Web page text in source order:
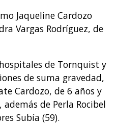
Jaqueline Cardozo
Vargas Rodríguez, de
de Tornquist y
de suma gravedad,
Cardozo, de 6 años y
de Perla Rocibel
Subía (59).